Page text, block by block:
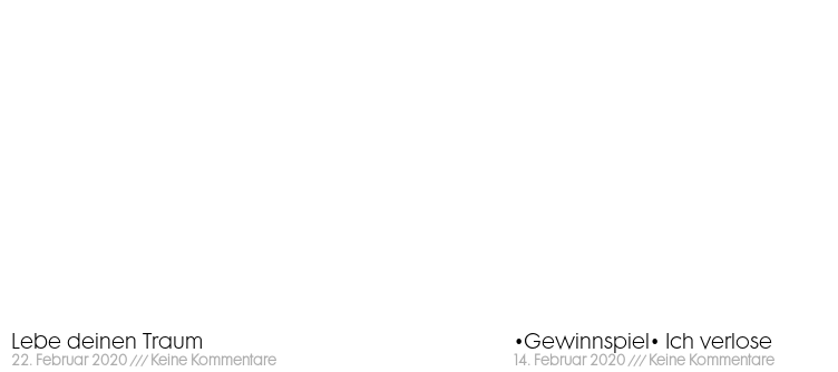
Lebe deinen Traum
22. Februar 2020 Keine Kommentare
•Gewinnspiel• Ich verlose
14. Februar 2020 Keine Kommentare